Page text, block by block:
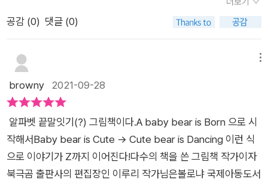
를 써보자.👦🏻 할줄 몰라. 👩🏻 사다리 H! 알지?👦🏻 응.👩🏻
H(appy) Today is happy! 오늘은 행복해.👩🏻 콩사탕은 오늘
해보면 좋을거 같은데 다른 말은 없어?👧🏻 음.. 나가서 놀거라
day is jolly!👧🏻 응. 알아! 갈고리 제이.아기곰의 탄생과 성장을
와 딱 떨어지는 그림과의 연결성으로 아이들도 영어지만 두려워
하지 않고 자꾸 책을 들춰본다. 와우!! 북극곰 고마워요. 💕
공감 (0) 댓글 (0)
browny 2021-09-28
​ ​알파벳 끝말잇기(?) 그림책이다.A baby bear is Born 으로 시
작해서Baby bear is Cute -> Cute bear is Dancing 이런 식
으로 이야기가 Z까지 이어진다!다수의 책을 쓴 그림책 작가이자
북극곰 출판사의 편집장인 이루리 작가님은볼로냐 국제아동도서